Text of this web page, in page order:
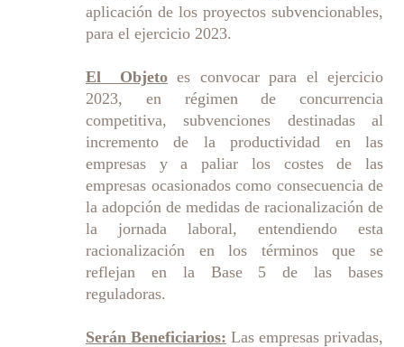
aplicación de los proyectos subvencionables,
para el ejercicio 2023.
El Objetoes convocar para el ejercicio
2023, en régimen de concurrencia
competitiva, subvenciones destinadas al
incremento de la productividad en las
empresas y a paliar los costes de las
empresas ocasionados como consecuencia de
la adopción de medidas de racionalización de
la jornada laboral, entendiendo esta
racionalización en los términos que se
reflejan en la Base 5 de las bases
reguladoras.
Serán Beneficiarios: Las empresas privadas,